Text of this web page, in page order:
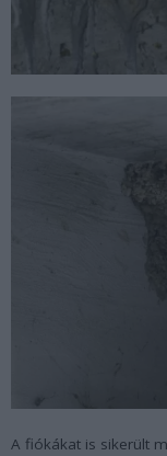
A fiókákat is sikerült